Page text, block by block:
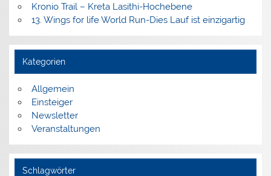
Kronio Trail – Kreta Lasithi-Hochebene
13. Wings for life World Run-Dies Lauf ist einzigartig
Kategorien
Allgemein
Einsteiger
Newsletter
Veranstaltungen
Schlagwörter